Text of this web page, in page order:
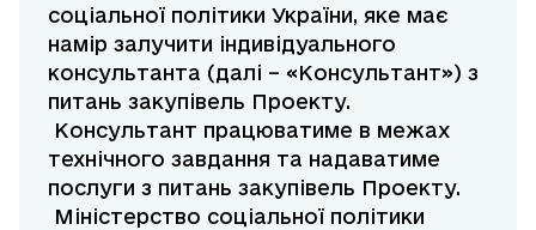
соціальної політики України, яке має
намір залучити індивідуального
консультанта (далі – «Консультант») з
питань закупівель Проекту.
Консультант працюватиме в межах
технічного завдання та надаватиме
послуги з питань закупівель Проекту.
Міністерство соціальної політики